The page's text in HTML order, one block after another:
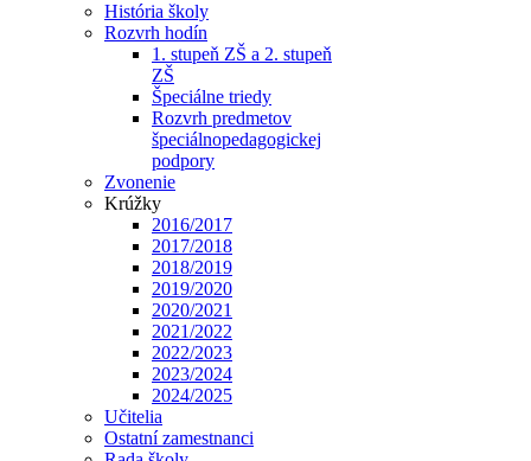
História školy
Rozvrh hodín
1. stupeň ZŠ a 2. stupeň
ZŠ
Špeciálne triedy
Rozvrh predmetov
špeciálnopedagogickej
podpory
Zvonenie
Krúžky
2016/2017
2017/2018
2018/2019
2019/2020
2020/2021
2021/2022
2022/2023
2023/2024
2024/2025
Učitelia
Ostatní zamestnanci